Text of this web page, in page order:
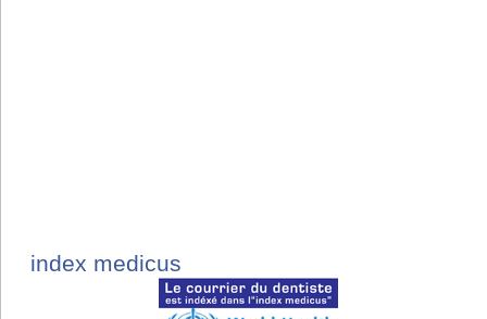
index medicus